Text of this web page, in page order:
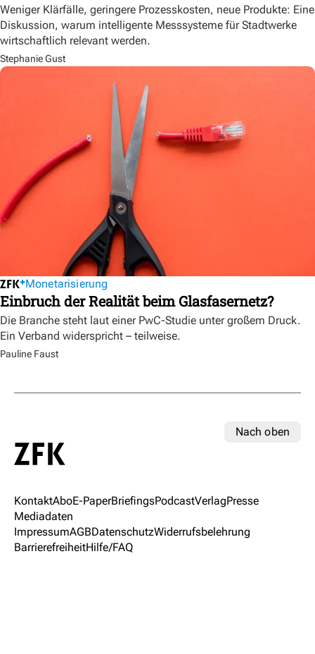
Weniger Klärfälle, geringere Prozesskosten, neue Produkte: Eine
Diskussion, warum intelligente Messsysteme für Stadtwerke
wirtschaftlich relevant werden.
Stephanie Gust
Monetarisierung
Einbruch der Realität beim Glasfasernetz?
Die Branche steht laut einer PwC-Studie unter großem Druck.
Ein Verband widerspricht – teilweise.
Pauline Faust
Nach oben
KontaktAboE-PaperBriefingsPodcastVerlagPresse
Mediadaten
ImpressumAGBDatenschutzWiderrufsbelehrung
BarrierefreiheitHilfe/FAQ